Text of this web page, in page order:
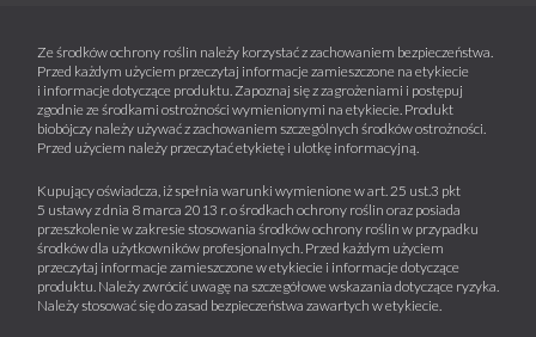
Ze środków ochrony roślin należy korzystać z zachowaniem bezpieczeństwa.
Przed każdym użyciem przeczytaj informacje zamieszczone na etykiecie
i informacje dotyczące produktu. Zapoznaj się z zagrożeniami i postępuj
zgodnie ze środkami ostrożności wymienionymi na etykiecie. Produkt
biobójczy należy używać z zachowaniem szczególnych środków ostrożności.
Przed użyciem należy przeczytać etykietę i ulotkę informacyjną.
Kupujący oświadcza, iż spełnia warunki wymienione w art. 25 ust.3 pkt
5 ustawy z dnia 8 marca 2013 r. o środkach ochrony roślin oraz posiada
przeszkolenie w zakresie stosowania środków ochrony roślin w przypadku
środków dla użytkowników profesjonalnych. Przed każdym użyciem
przeczytaj informacje zamieszczone w etykiecie i informacje dotyczące
produktu. Należy zwrócić uwagę na szczegółowe wskazania dotyczące ryzyka.
Należy stosować się do zasad bezpieczeństwa zawartych w etykiecie.